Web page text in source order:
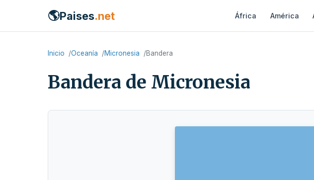
🌎Paises.net África América
Inicio Oceanía Micronesia Bandera
Bandera de Micronesia